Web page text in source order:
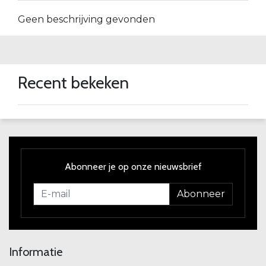
Geen beschrijving gevonden
Recent bekeken
Abonneer je op onze nieuwsbrief
Abonneer
Informatie